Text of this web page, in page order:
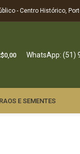
- Centro Histórico,
0,00 WhatsApp: (51)
E SEMENTES